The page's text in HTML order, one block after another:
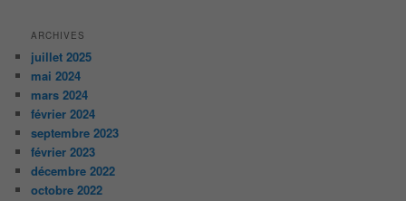
ARCHIVES
juillet 2025
mai 2024
mars 2024
février 2024
septembre 2023
février 2023
décembre 2022
octobre 2022